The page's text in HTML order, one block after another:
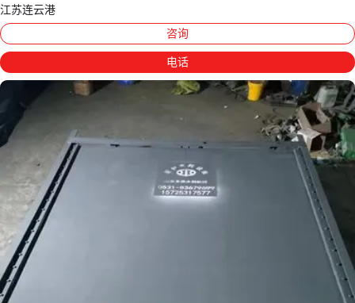
江苏连云港
咨询
电话